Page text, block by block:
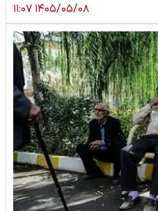
۱۴۰۵/۰۵/۰۸ ۱۱:۰۷